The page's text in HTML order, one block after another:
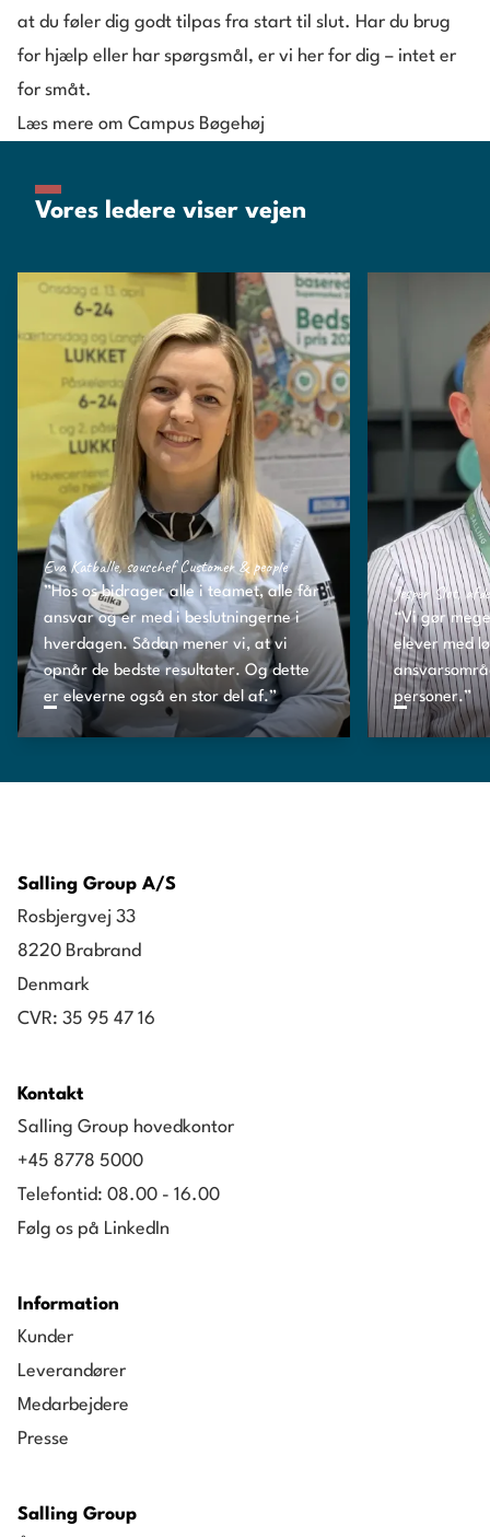
at du føler dig godt tilpas fra start til slut. Har du brug
for hjælp eller har spørgsmål, er vi her for dig – intet er
for småt.
Læs mere om Campus Bøgehøj
Men der er også løbende feedback- og
udviklingssamtaler, hvor I kan tale om
Vores ledere viser vejen
Eva Katballe, souschef Customer & people
”Hos os bidrager alle i teamet, alle får
ansvar og er med i beslutningerne i
hverdagen. Sådan mener vi, at vi
opnår de bedste resultater. Og dette
er eleverne også en stor del af.”
Jesper Slot,
“Vi gør
elever med
personer.”
Salling Group A/S
Rosbjergvej 33
8220 Brabrand
Denmark
CVR: 35 95 47 16
Kontakt
Salling Group hovedkontor
+45 8778 5000
Telefontid: 08.00 - 16.00
Følg os på LinkedIn
Information
Kunder
Leverandører
Medarbejdere
Presse
Salling Group